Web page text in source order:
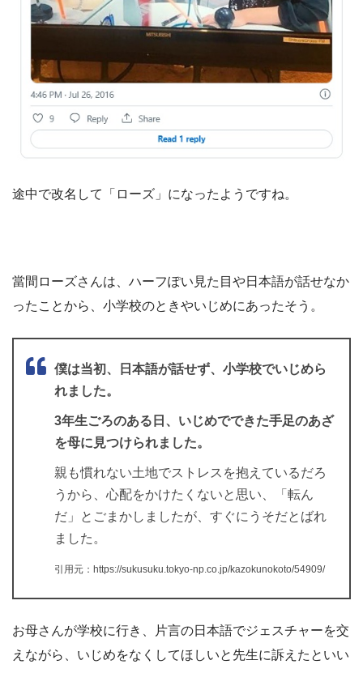
途中で改名して「ローズ」になったようですね。
當間ローズさんは、ハーフぽい見た目や日本語が話せなか
ったことから、小学校のときやいじめにあったそう。
僕は当初、日本語が話せず、小学校でいじめら
れました。
3年生ごろのある日、いじめでできた手足のあざ
を母に見つけられました。
親も慣れない土地でストレスを抱えているだろ
うから、心配をかけたくないと思い、「転ん
だ」とごまかしましたが、すぐにうそだとばれ
ました。
引用元：https://sukusuku.tokyo-np.co.jp/kazokunokoto/54909/
お母さんが学校に行き、片言の日本語でジェスチャーを交
えながら、いじめをなくしてほしいと先生に訴えたといい